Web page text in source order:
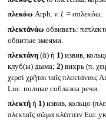
πλεκόω Arph. v. l. = σπλεκόω.
πλεκτᾰνάω обвивать:
обвитые змеями.
πλεκτάνη(ᾰ) ἡ 1)извив,
клуб(ы) дыма; 2)вихрь (π.
χερσὶ χρῆται ταῖς πλεκτάναις
Luc. полные соблазна речи.
πλεκτή ἡ 1)извив, кольцо
πλεκταῖς σῶμα κλέπτειν Eur.